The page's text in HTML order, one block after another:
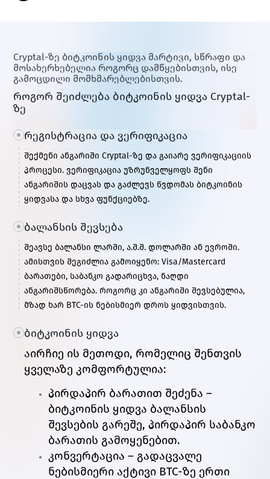
როგორ შეიძლება ბიტკოინის ყიდვა Cryptal-
ზე
Cryptal-ზე ბიტკოინის ყიდვა მარტივი, სწრაფი და
მოსახერხებელია როგორც დამწყებისთვის, ისე
გამოცდილი მომხმარებლებისთვის.
რეგისტრაცია და ვერიფიკაცია
შექმენი ანგარიში Cryptal-ზე და გაიარე ვერიფიკაციის
პროცესი. ვერიფიკაცია უზრუნველყოფს შენი
ანგარიშის დაცვას და გაძლევს წვდომას ბიტკოინის
ყიდვასა და სხვა ფუნქციებზე.
ბალანსის შევსება
შეავსე ბალანსი ლარში, ა.შ.შ. დოლარში ან ევროში.
ამისთვის შეგიძლია გამოიყენო: Visa/Mastercard
ბარათები, საბანკო გადარიცხვა, ნაღდი
ანგარიშსწორება. როგორც კი ანგარიში შევსებულია,
მზად ხარ BTC-ის ნებისმიერ დროს ყიდვისთვის.
ბიტკოინის ყიდვა
აირჩიე ის მეთოდი, რომელიც შენთვის
ყველაზე კომფორტულია:
პირდაპირ ბარათით შეძენა –
ბიტკოინის ყიდვა ბალანსის
შევსების გარეშე, პირდაპირ საბანკო
ბარათის გამოყენებით.
კონვერტაცია – გადაცვალე
ნებისმიერი აქტივი BTC-ზე ერთი